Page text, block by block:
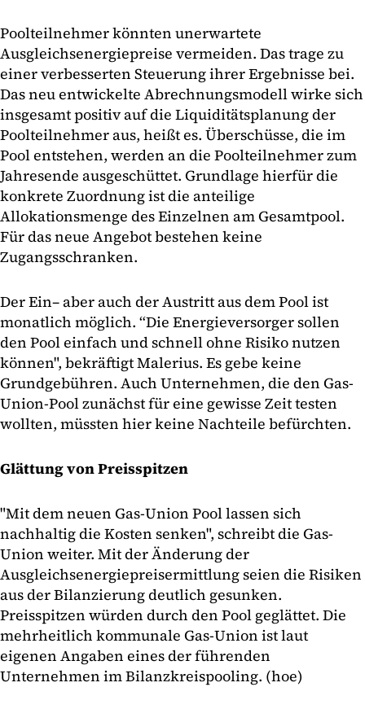
Poolteilnehmer könnten unerwartete
Ausgleichsenergiepreise vermeiden. Das trage zu
einer verbesserten Steuerung ihrer Ergebnisse bei.
Das neu entwickelte Abrechnungsmodell wirke sich
insgesamt positiv auf die Liquiditätsplanung der
Poolteilnehmer aus, heißt es. Überschüsse, die im
Pool entstehen, werden an die Poolteilnehmer zum
Jahresende ausgeschüttet. Grundlage hierfür die
konkrete Zuordnung ist die anteilige
Allokationsmenge des Einzelnen am Gesamtpool.
Für das neue Angebot bestehen keine
Zugangsschranken.
Der Ein– aber auch der Austritt aus dem Pool ist
monatlich möglich. “Die Energieversorger sollen
den Pool einfach und schnell ohne Risiko nutzen
können", bekräftigt Malerius. Es gebe keine
Grundgebühren. Auch Unternehmen, die den Gas-
Union-Pool zunächst für eine gewisse Zeit testen
wollten, müssten hier keine Nachteile befürchten.
Glättung von Preisspitzen
"Mit dem neuen Gas-Union Pool lassen sich
nachhaltig die Kosten senken", schreibt die Gas-
Union weiter. Mit der Änderung der
Ausgleichsenergiepreisermittlung seien die Risiken
aus der Bilanzierung deutlich gesunken.
Preisspitzen würden durch den Pool geglättet. Die
mehrheitlich kommunale Gas-Union ist laut
eigenen Angaben eines der führenden
Unternehmen im Bilanzkreispooling. (hoe)